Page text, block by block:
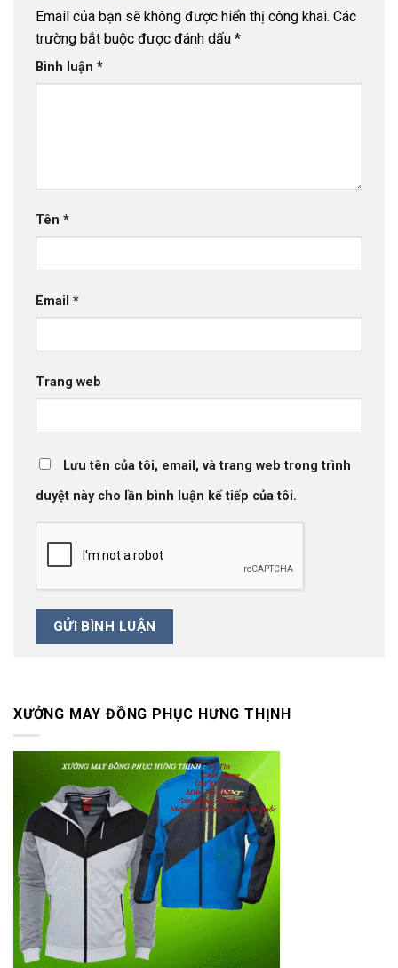
Email của bạn sẽ không được hiển thị công khai. Các
trường bắt buộc được đánh dấu *
Bình luận *
Tên *
Email *
Trang web
Lưu tên của tôi, email, và trang web trong trình
duyệt này cho lần bình luận kế tiếp của tôi.
XƯỞNG MAY ĐỒNG PHỤC HƯNG THỊNH